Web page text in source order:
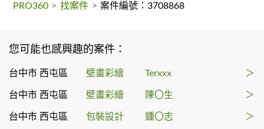
PRO360 > 找案件 > 案件編號：3708868
您可能也感興趣的案件：
台中市 西屯區 壁畫彩繪 Terxxx ＞
台中市 西屯區 壁畫彩繪 陳〇生 ＞
台中市 西屯區 包裝設計 鍾〇志 ＞